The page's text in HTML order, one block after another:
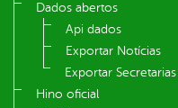
Dados abertos
Api dados
Exportar Notícias
Exportar Secretarias
Hino oficial